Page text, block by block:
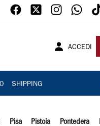
ACCEDI
SHIPPING
Pisa Pistoia Pontedera